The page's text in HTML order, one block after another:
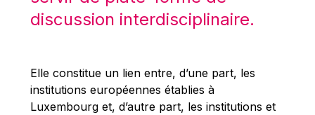
Michael Palmer
Mireille Delmas-Marty
Nobuo Tanaka
discussion interdisciplinaire.
Elle constitue un lien entre, d’une part, les
institutions européennes établies à
Luxembourg et, d’autre part, les institutions et